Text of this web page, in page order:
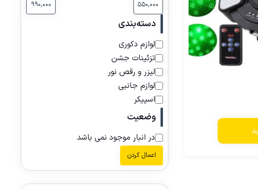
دسته‌بندی
لوازم دکوری
تزئینات جشن
لیزر و رقص نور
لوازم جانبی
اسپیکر
وضعیت
در انبار موجود نمی باشد
اعمال کردن